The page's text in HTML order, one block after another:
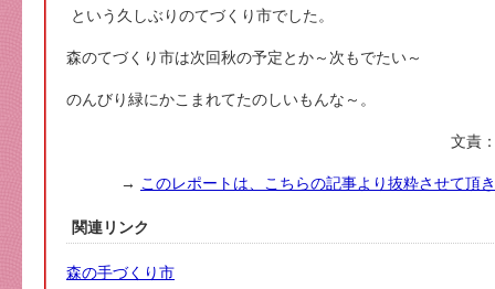
という久しぶりのてづくり市でした。
森のてづくり市は次回秋の予定とか～次もでたい～
のんびり緑にかこまれてたのしいもんな～。
文責
→ このレポートは、こちらの記事より抜粋させて頂
関連リンク
森の手づくり市